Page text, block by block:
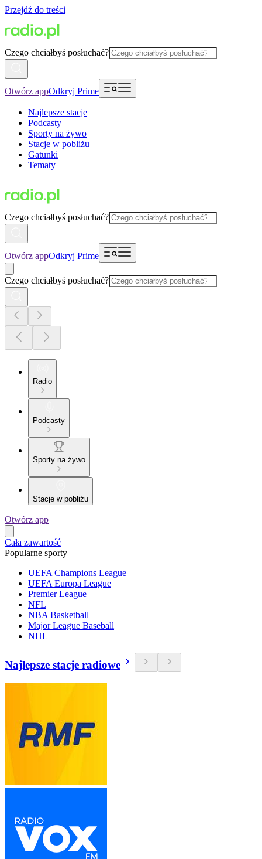
Przejdź do treści
Czego chciałbyś posłuchać?
Otwórz appOdkryj Prime
Najlepsze stacje
Podcasty
Sporty na żywo
Stacje w pobliżu
Gatunki
Tematy
Czego chciałbyś posłuchać?
Otwórz appOdkryj Prime
Czego chciałbyś posłuchać?
Radio
Podcasty
Sporty na żywo
Stacje w pobliżu
Otwórz app
Cała zawartość
Popularne sporty
UEFA Champions League
UEFA Europa League
Premier League
NFL
NBA Basketball
Major League Baseball
NHL
Najlepsze stacje radiowe